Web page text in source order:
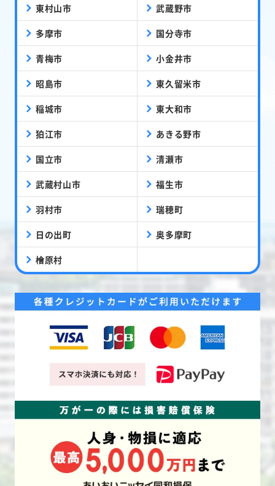
東村山市 武蔵野市
多摩市 国分寺市
青梅市 小金井市
昭島市 東久留米市
稲城市 東大和市
狛江市 あきる野市
国立市 清瀬市
武蔵村山市 福生市
羽村市 瑞穂町
日の出町 奥多摩町
檜原村